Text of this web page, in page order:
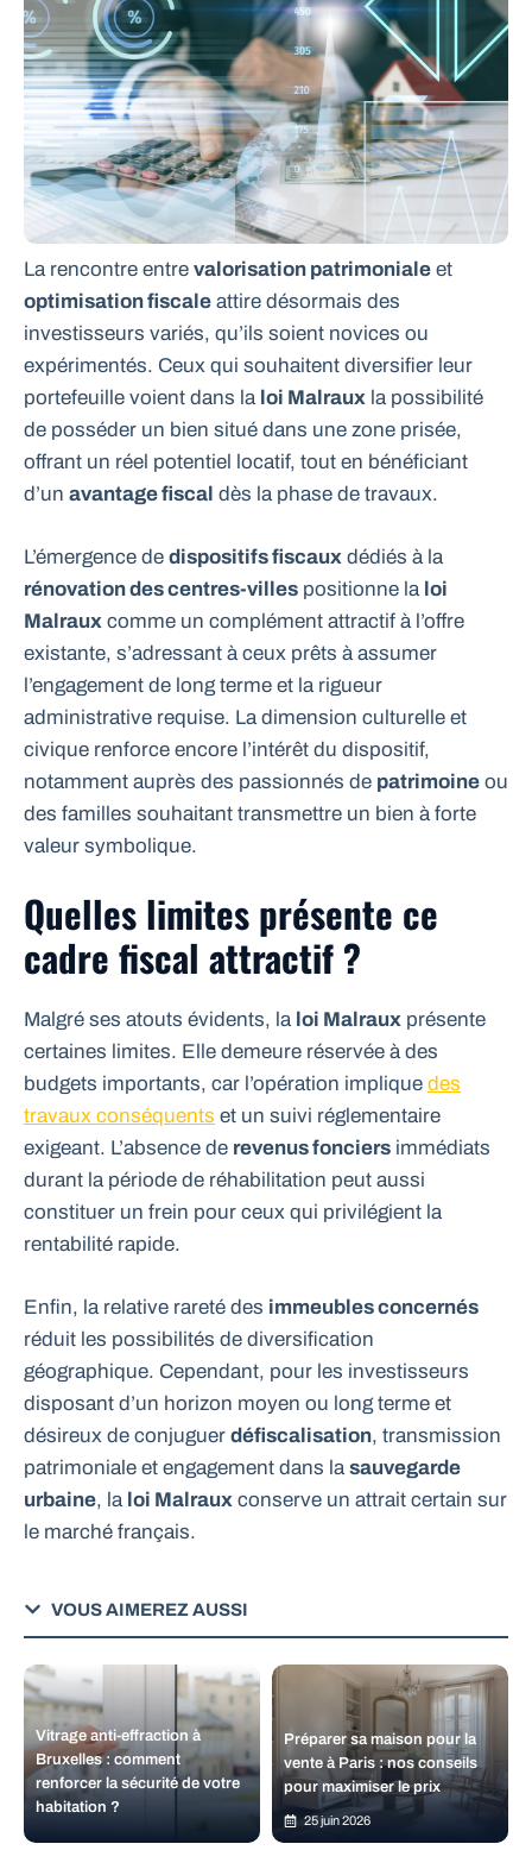
La rencontre entre valorisation patrimoniale et
optimisation fiscale attire désormais des
investisseurs variés, qu’ils soient novices ou
expérimentés. Ceux qui souhaitent diversifier leur
portefeuille voient dans la loi Malraux la possibilité
de posséder un bien situé dans une zone prisée,
offrant un réel potentiel locatif, tout en bénéficiant
d’un avantage fiscal dès la phase de travaux.
L’émergence de dispositifs fiscaux dédiés à la
rénovation des centres-villes positionne la loi
Malraux comme un complément attractif à l’offre
existante, s’adressant à ceux prêts à assumer
l’engagement de long terme et la rigueur
administrative requise. La dimension culturelle et
civique renforce encore l’intérêt du dispositif,
notamment auprès des passionnés de patrimoine ou
des familles souhaitant transmettre un bien à forte
valeur symbolique.
Quelles limites présente ce
cadre fiscal attractif ?
Malgré ses atouts évidents, la loi Malraux présente
certaines limites. Elle demeure réservée à des
budgets importants, car l’opération implique des
travaux conséquents et un suivi réglementaire
exigeant. L’absence de revenus fonciers immédiats
durant la période de réhabilitation peut aussi
constituer un frein pour ceux qui privilégient la
rentabilité rapide.
Enfin, la relative rareté des immeubles concernés
réduit les possibilités de diversification
géographique. Cependant, pour les investisseurs
disposant d’un horizon moyen ou long terme et
désireux de conjuguer défiscalisation, transmission
patrimoniale et engagement dans la sauvegarde
urbaine, la loi Malraux conserve un attrait certain sur
le marché français.
VOUS AIMEREZ AUSSI
Vitrage anti-effraction à
Bruxelles : comment
renforcer la sécurité de votre
habitation ?
Préparer sa maison pour la
vente à Paris : nos conseils
pour maximiser le prix
25 juin 2026